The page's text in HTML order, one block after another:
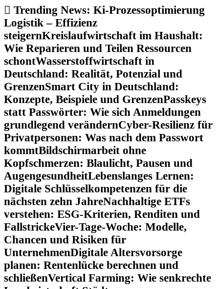
Zum
Inhalt
springen
Trending News: Ki-Prozessoptimierung
Logistik – Effizienz
steigernKreislaufwirtschaft im Haushalt:
Wie Reparieren und Teilen Ressourcen
schontWasserstoffwirtschaft in
Deutschland: Realität, Potenzial und
GrenzenSmart City in Deutschland:
Konzepte, Beispiele und GrenzenPasskeys
statt Passwörter: Wie sich Anmeldungen
grundlegend verändernCyber-Resilienz für
Privatpersonen: Was nach dem Passwort
kommtBildschirmarbeit ohne
Kopfschmerzen: Blaulicht, Pausen und
AugengesundheitLebenslanges Lernen:
Digitale Schlüsselkompetenzen für die
nächsten zehn JahreNachhaltige ETFs
verstehen: ESG-Kriterien, Renditen und
FallstrickeVier-Tage-Woche: Modelle,
Chancen und Risiken für
UnternehmenDigitale Altersvorsorge
planen: Rentenlücke berechnen und
schließenVertical Farming: Wie senkrechte